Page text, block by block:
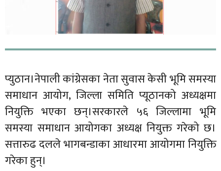
प्युठान।नेपाली कांग्रेसका नेता सुवास केसी भूमि समस्या
समाधान आयोग, जिल्ला समिति प्यूठानको अध्यक्षमा
नियुक्ति भएका छन्।सरकारले ५६ जिल्लामा भूमि
समस्या समाधान आयोगका अध्यक्ष नियुक्त गरेको छ।
सत्तारुढ दलले भागबन्डाका आधारमा आयोगमा नियुक्ति
गरेका हुन्।